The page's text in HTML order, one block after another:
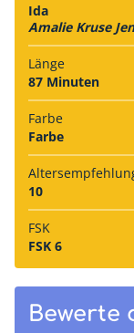
Ida
Amalie Kruse
Länge
87 Minuten
Farbe
Farbe
10
FSK
FSK 6
Bewerte